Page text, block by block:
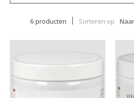
6 producten Sorteren op